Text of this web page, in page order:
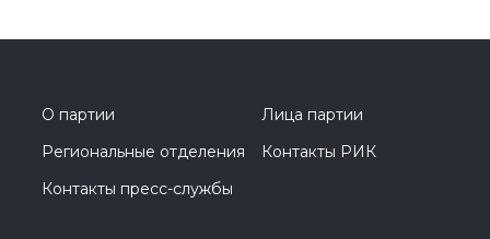
О партии
Лица партии
Региональные отделения
Контакты РИК
Контакты пресс-службы